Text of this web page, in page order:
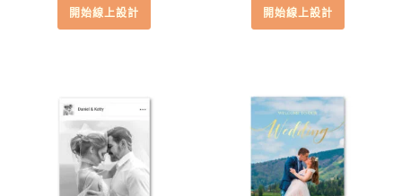
開始線上設計 開始線上設計